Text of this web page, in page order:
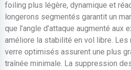
foiling plus légère, dynamique et
longerons segmentés garantit un
que l’angle d’attaque augmenté aux
améliore la stabilité en vol libre. Les
verre optimisés assurent une plus
traînée minimale. La suppression